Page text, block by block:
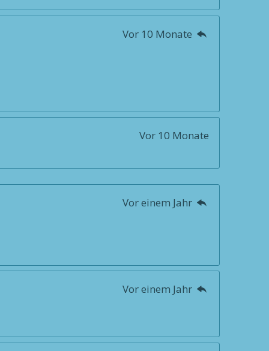
Vor 10 Monate
Vor 10 Monate
Vor einem Jahr
Vor einem Jahr